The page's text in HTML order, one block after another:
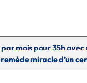
mois pour 35h
remède miracle d’un